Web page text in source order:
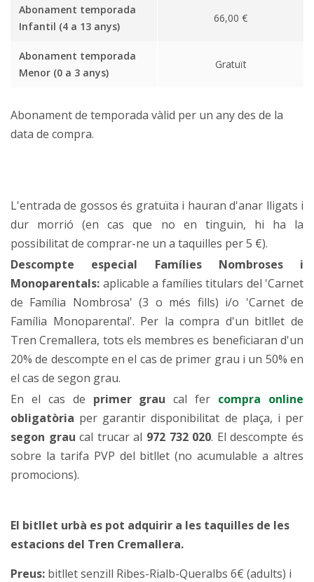
Abonament temporada
Infantil (4 a 13 anys)
66,00 €
Abonament temporada
Menor (0 a 3 anys)
Gratuït
Abonament de temporada vàlid per un any des de la
data de compra.
L'entrada de gossos és gratuïta i hauran d'anar lligats i
dur morrió (en cas que no en tinguin, hi ha la
possibilitat de comprar-ne un a taquilles per 5 €).
Descompte especial Famílies Nombroses i
Monoparentals: aplicable a famílies titulars del 'Carnet
de Família Nombrosa' (3 o més fills) i/o 'Carnet de
Família Monoparental'. Per la compra d'un bitllet de
Tren Cremallera, tots els membres es beneficiaran d'un
20% de descompte en el cas de primer grau i un 50% en
el cas de segon grau.
En el cas de primer grau cal fer compra online
obligatòria per garantir disponibilitat de plaça, i per
segon grau cal trucar al 972 732 020. El descompte és
sobre la tarifa PVP del bitllet (no acumulable a altres
promocions).
El bitllet urbà es pot adquirir a les taquilles de les
estacions del Tren Cremallera.
Preus: bitllet senzill Ribes-Rialb-Queralbs 6€ (adults) i